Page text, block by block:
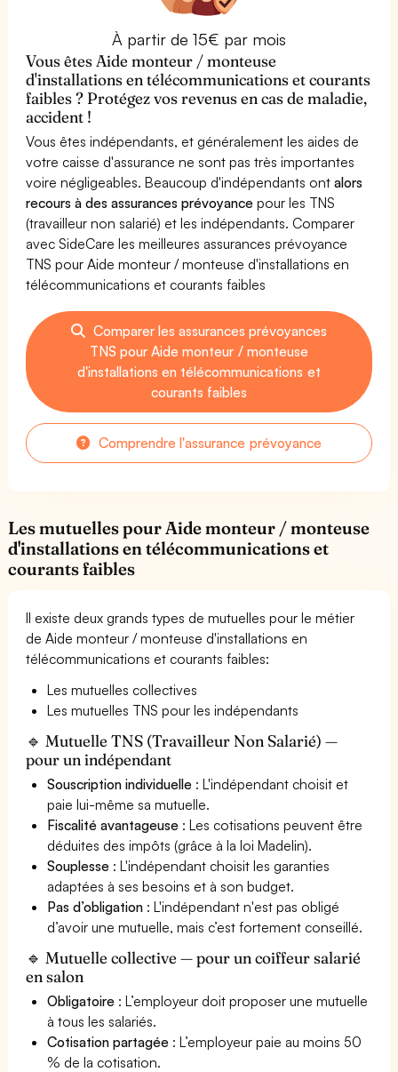
À partir de 15€ par mois
Vous êtes Aide monteur / monteuse
d'installations en télécommunications et courants
faibles ? Protégez vos revenus en cas de maladie,
accident !
Vous êtes indépendants, et généralement les aides de
votre caisse d'assurance ne sont pas très importantes
voire négligeables. Beaucoup d'indépendants ontalors
recours à des assurances prévoyance pour les TNS
(travailleur non salarié) et les indépendants. Comparer
avec SideCare les meilleures assurances prévoyance
TNS pour Aide monteur / monteuse d'installations en
télécommunications et courants faibles
Comparer les assurances prévoyances
TNS pour Aide monteur / monteuse
d'installations en télécommunications et
courants faibles
Comprendre l'assurance prévoyance
Les mutuelles pour Aide monteur / monteuse
d'installations en télécommunications et
courants faibles
Il existe deux grands types de mutuelles pour le métier
de Aide monteur / monteuse d'installations en
télécommunications et courants faibles:
Les mutuelles collectives
Les mutuelles TNS pour les indépendants
🔹 Mutuelle TNS (Travailleur Non Salarié) —
pour un indépendant
Souscription individuelle : L'indépendant choisit et
paie lui-même sa mutuelle.
Fiscalité avantageuse : Les cotisations peuvent être
déduites des impôts (grâce à la loi Madelin).
Souplesse : L'indépendant choisit les garanties
adaptées à ses besoins et à son budget.
Pas d’obligation : L'indépendant n'est pas obligé
d’avoir une mutuelle, mais c’est fortement conseillé.
🔹 Mutuelle collective — pour un coiffeur salarié
en salon
Obligatoire : L’employeur doit proposer une mutuelle
à tous les salariés.
Cotisation partagée : L’employeur paie au moins 50
% de la cotisation.